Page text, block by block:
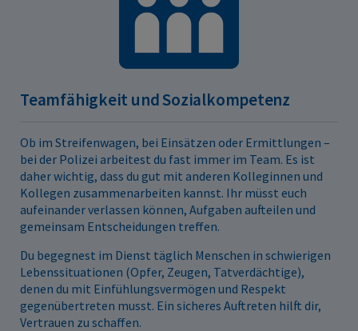
Teamfähigkeit und Sozialkompetenz
Ob im Streifenwagen, bei Einsätzen oder Ermittlungen –
bei der Polizei arbeitest du fast immer im Team. Es ist
daher wichtig, dass du gut mit anderen Kolleginnen und
Kollegen zusammenarbeiten kannst. Ihr müsst euch
aufeinander verlassen können, Aufgaben aufteilen und
gemeinsam Entscheidungen treffen.
Du begegnest im Dienst täglich Menschen in schwierigen
Lebenssituationen (Opfer, Zeugen, Tatverdächtige),
denen du mit Einfühlungsvermögen und Respekt
gegenübertreten musst. Ein sicheres Auftreten hilft dir,
Vertrauen zu schaffen.